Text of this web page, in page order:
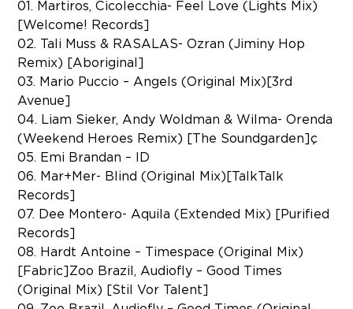
01. Martiros, Cicolecchia- Feel Love (Lights Mix)
[Welcome! Records]
02. Tali Muss & RASALAS- Ozran (Jiminy Hop
Remix) [Aboriginal]
03. Mario Puccio – Angels (Original Mix)[3rd
Avenue]
04. Liam Sieker, Andy Woldman & Wilma- Orenda
(Weekend Heroes Remix) [The Soundgarden]ç
05. Emi Brandan – ID
06. Mar+Mer- Blind (Original Mix)[TalkTalk
Records]
07. Dee Montero- Aquila (Extended Mix) [Purified
Records]
08. Hardt Antoine – Timespace (Original Mix)
[Fabric]Zoo Brazil, Audiofly – Good Times
(Original Mix) [Stil Vor Talent]